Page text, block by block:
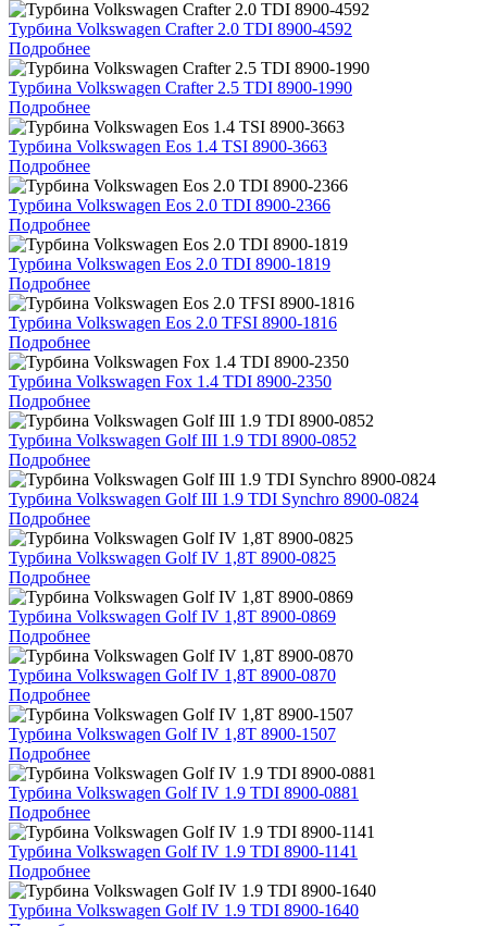
Турбина Volkswagen Crafter 2.0 TDI 8900-4592
Подробнее
Турбина Volkswagen Crafter 2.5 TDI 8900-1990
Подробнее
Турбина Volkswagen Eos 1.4 TSI 8900-3663
Подробнее
Турбина Volkswagen Eos 2.0 TDI 8900-2366
Подробнее
Турбина Volkswagen Eos 2.0 TDI 8900-1819
Подробнее
Турбина Volkswagen Eos 2.0 TFSI 8900-1816
Подробнее
Турбина Volkswagen Fox 1.4 TDI 8900-2350
Подробнее
Турбина Volkswagen Golf III 1.9 TDI 8900-0852
Подробнее
Турбина Volkswagen Golf III 1.9 TDI Synchro 8900-0824
Подробнее
Турбина Volkswagen Golf IV 1,8T 8900-0825
Подробнее
Турбина Volkswagen Golf IV 1,8T 8900-0869
Подробнее
Турбина Volkswagen Golf IV 1,8T 8900-0870
Подробнее
Турбина Volkswagen Golf IV 1,8T 8900-1507
Подробнее
Турбина Volkswagen Golf IV 1.9 TDI 8900-0881
Подробнее
Турбина Volkswagen Golf IV 1.9 TDI 8900-1141
Подробнее
Турбина Volkswagen Golf IV 1.9 TDI 8900-1640